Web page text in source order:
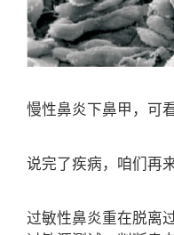
慢性鼻炎下鼻甲，可
说完了疾病，咱们再
过敏性鼻炎重在脱离